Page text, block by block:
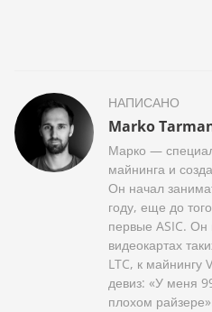
НАПИСАНО
Marko
Марко —
майнинга и
Он начал
году, еще до
первые ASIC.
видеокартах
LTC, к майнингу
девиз: «У меня
плохом